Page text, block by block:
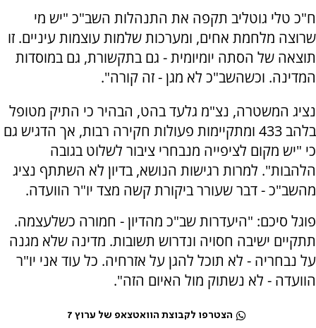
ח"כ טלי גוטליב תקפה את התנהלות השב"כ "יש מי
שרוצה מלחמת אחים, ומערכות שלמות עוצמות עיניים. זו
תוצאה של הסתה יומיומית - גם בתקשורת, גם במוסדות
המדינה. וכשהשב"כ לא מגן - זה קורה".
נציג המשטרה, נצ"מ גלעד בהט, הבהיר כי התיק מטופל
בלהב 433 ומתקיימות פעולות חקירה רבות, אך הדגיש גם
כי "יש מקום לציפייה מנבחרי ציבור לשלוט בגובה
הלהבות". למרות רגישות הנושא, בדיון לא השתתף נציג
מהשב"כ - דבר שעורר ביקורת קשה מצד יו"ר הוועדה.
פוגל סיכם: "היעדרות שב"כ מהדיון - חמורה כשלעצמה.
תתקיים ישיבה חסויה ונדרוש תשובות. מדינה שלא מגנה
על נבחריה - לא תוכל להגן על אזרחיה. כל עוד אני יו"ר
הוועדה - לא נשתוק מול האיום הזה".
הצטרפו לקבוצת הוואטצאפ של ערוץ 7